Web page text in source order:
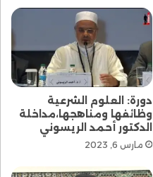
دورة: العلوم الشرعية
وظائفها ومناهجها،مداخلة
الدكتور أحمد الريسوني
مارس 6, 2023